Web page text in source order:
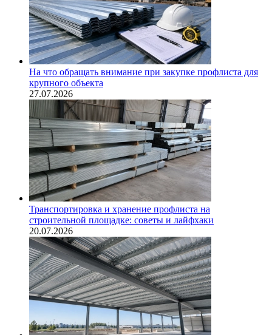
На что обращать внимание при закупке профлиста для
крупного объекта
27.07.2026
Транспортировка и хранение профлиста на
строительной площадке: советы и лайфхаки
20.07.2026